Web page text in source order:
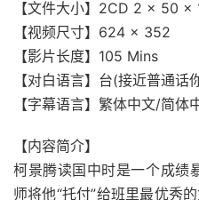
【文件大小】2CD 2 x 50 x
【视频尺寸】624 x 352
【影片长度】105 Mins
【对白语言】台(接近普通话
【字幕语言】繁体中文/简体
【内容简介】
柯景腾读国中时是一个成绩
师将他“托付”给班里最优秀